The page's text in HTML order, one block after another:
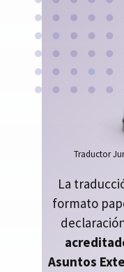
Traductor
La
formato
Asuntos